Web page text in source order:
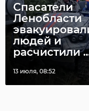
Спасатели
Ленобласти
людей и
расчистили
13 июля, 08:52